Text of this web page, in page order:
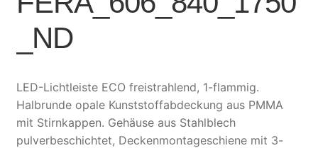
_ND
LED-Lichtleiste ECO freistrahlend, 1-flammig.
Halbrunde opale Kunststoffabdeckung aus PMMA
mit Stirnkappen. Gehäuse aus Stahlblech
pulverbeschichtet, Deckenmontageschiene mit 3-